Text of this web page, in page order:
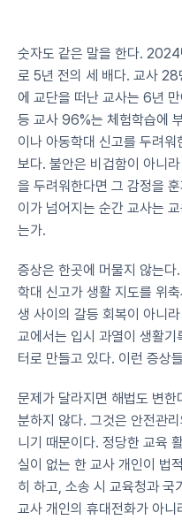
숫자도 같은 말을 한다.
로 5년 전의 세 배다. 교사 28
에 교단을 떠난 교사는 6년
등 교사 96%는 체험학습에
이나 아동학대 신고를 두려
보다. 불안은 비겁함이 아니
을 두려워한다면 그 감정을
이가 넘어지는 순간 교사는
는가.
증상은 한곳에 머물지 않는
학대 신고가 생활 지도를 위
생 사이의 갈등 회복이 아니
교에서는 입시 과열이 생활
터로 만들고 있다. 이런 증상
문제가 달라지면 해법도 변
분하지 않다. 그것은 안전관
니기 때문이다. 정당한 교육
실이 없는 한 교사 개인이 법
히 하고, 소송 시 교육청과 국
교사 개인의 휴대전화가 아